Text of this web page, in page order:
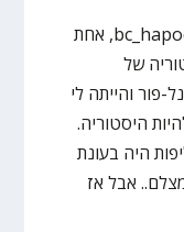
״ב-2008 הייתי הרכז של @bc_hapoelholon, אחת
של
פור והייתה לי
היסטוריה.
היה בעונת
אבל אז